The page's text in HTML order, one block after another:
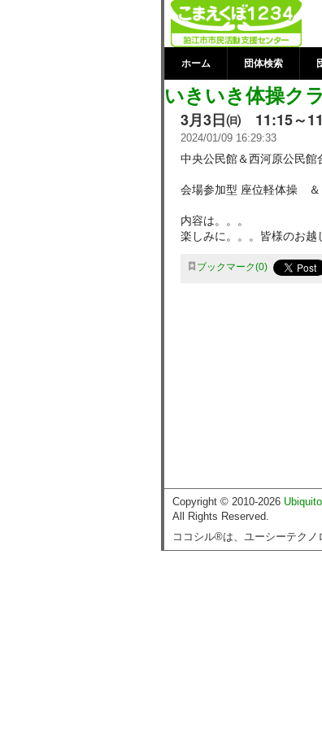
いきいき
市民活動
ホーム 団体検索
いきいき体操ク
3月3日㈰ 11:15～
2024/01/09 16:29:33
中央公民館＆西河原公民館
会場参加型 座位軽体操
内容は。。。
楽しみに。。。皆様のお
ブックマーク 0
Copyright © 2010-2026
All Rights Reserved.
ココシル®は、ユーシーテクノ